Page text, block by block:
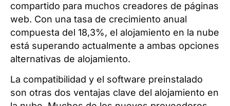
compartido para muchos creadores de páginas
web. Con una tasa de crecimiento anual
compuesta del 18,3%, el alojamiento en la nube
está superando actualmente a ambas opciones
alternativas de alojamiento.
La compatibilidad y el software preinstalado
son otras dos ventajas clave del alojamiento en